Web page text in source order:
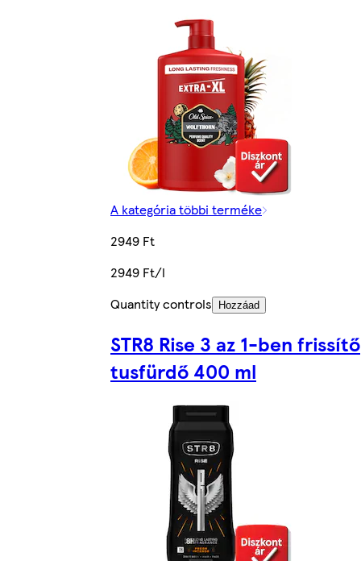
A kategória többi terméke
2949 Ft
2949 Ft/l
Quantity controls
Hozzáad
STR8 Rise 3 az 1-ben frissítő
tusfürdő 400 ml